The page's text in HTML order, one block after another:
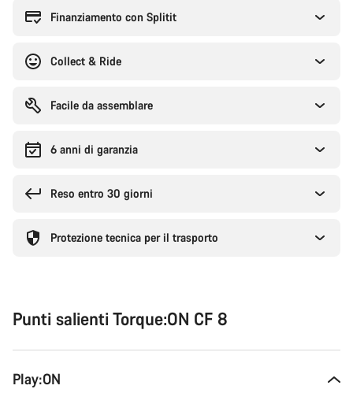
l'acquistoFinanziamento con Splitit
Collect & Ride
Facile da assemblare
6 anni di garanzia
Reso entro 30 giorni
Protezione tecnica per il trasporto
Punti salienti Torque:ON CF 8
Play:ON